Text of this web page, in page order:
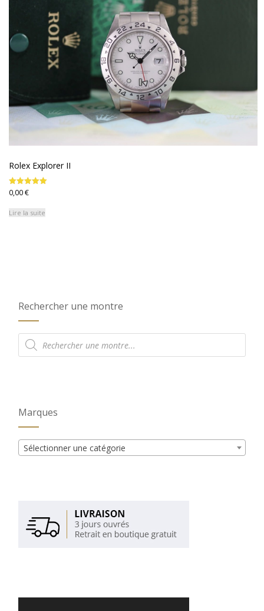
Rolex Explorer II
Note
5.00
0,00€
Lire la suite
Rechercher une montre
Recherche
de
produits
Marques
Sélectionner une catégorie